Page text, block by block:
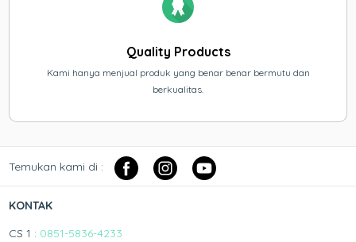
Quality Products
Kami hanya menjual produk yang benar benar bermutu dan
berkualitas.
Temukan kami di :
KONTAK
CS 1 : 0851-5836-4233